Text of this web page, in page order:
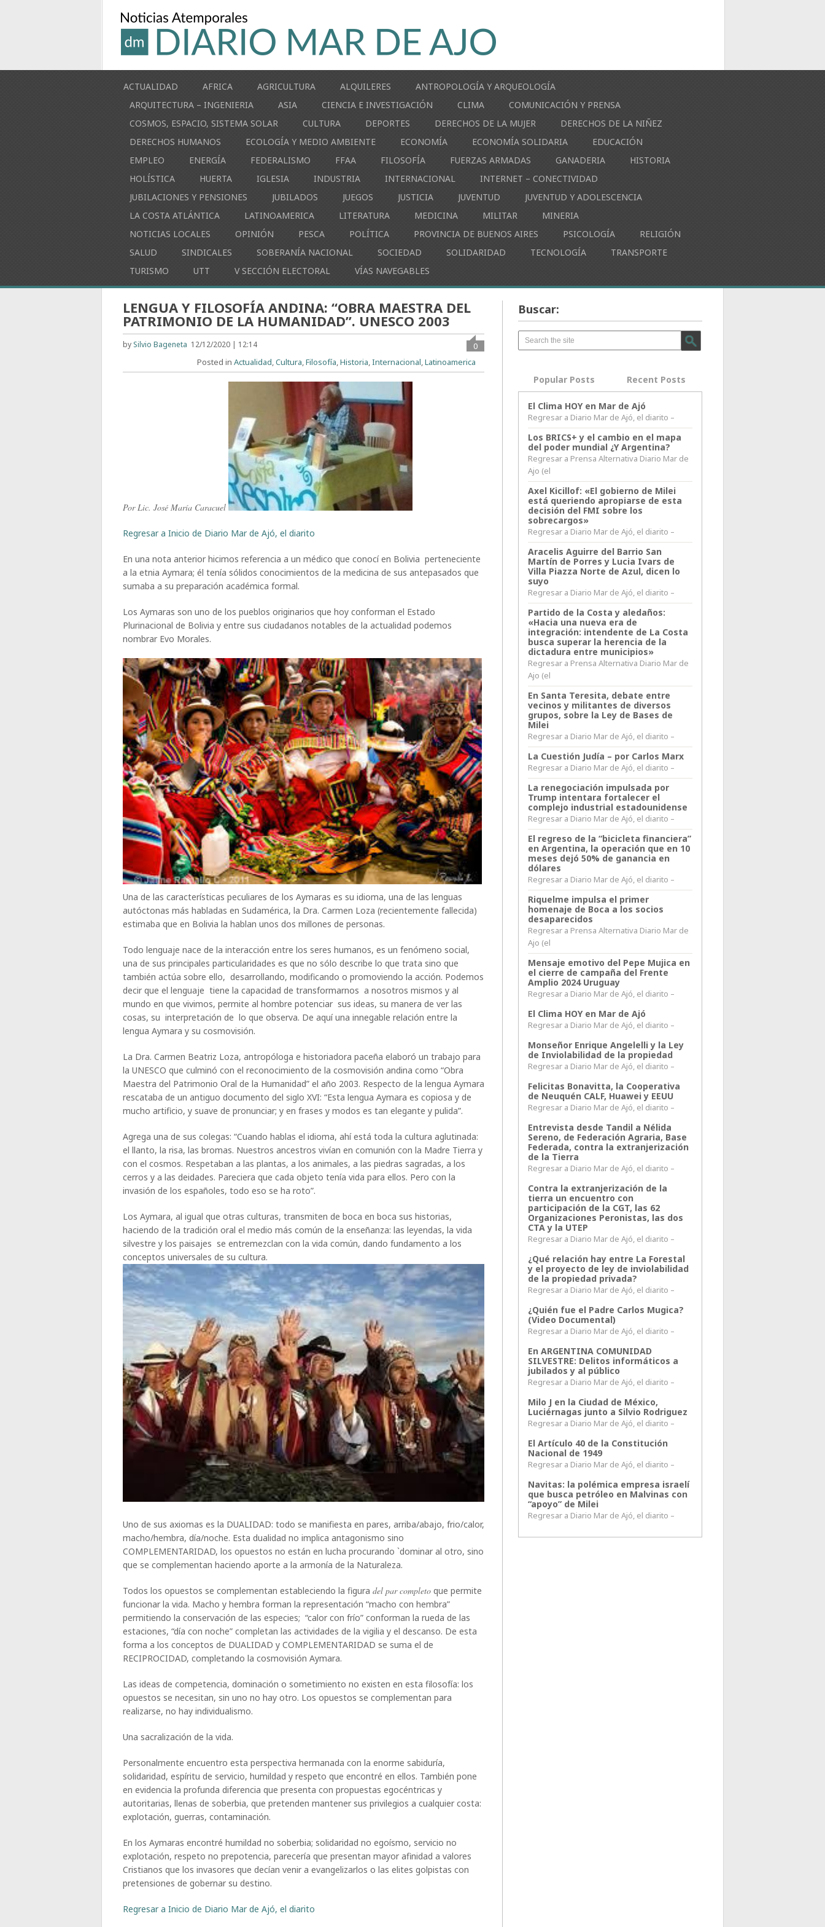
ACTUALIDAD AFRICA AGRICULTURA ALQUILERES
ANTROPOLOGÍA Y ARQUEOLOGÍA
ARQUITECTURA – INGENIERIA
ASIA CIENCIA E INVESTIGACIÓN CLIMA
COMUNICACIÓN Y PRENSA
COSMOS, ESPACIO, SISTEMA SOLAR
CULTURA DEPORTES DERECHOS DE LA MUJER
DERECHOS DE LA NIÑEZ
DERECHOS HUMANOS
ECOLOGÍA Y MEDIO AMBIENTE ECONOMÍA ECONOMÍA SOLIDARIA
EDUCACIÓN
EMPLEO
ENERGÍA FEDERALISMO FFAA FILOSOFÍA FUERZAS ARMADAS GANADERIA
HISTORIA
HOLÍSTICA
HUERTA IGLESIA INDUSTRIA INTERNACIONAL
INTERNET – CONECTIVIDAD
JUBILACIONES Y PENSIONES
JUBILADOS JUEGOS JUSTICIA JUVENTUD
JUVENTUD Y ADOLESCENCIA
LA COSTA ATLÁNTICA
LATINOAMERICA LITERATURA MEDICINA MILITAR
MINERIA
NOTICIAS LOCALES
OPINIÓN PESCA POLÍTICA PROVINCIA DE BUENOS AIRES PSICOLOGÍA
RELIGIÓN
SALUD
SINDICALES SOBERANÍA NACIONAL SOCIEDAD SOLIDARIDAD TECNOLOGÍA
TRANSPORTE
TURISMO
UTT V SECCIÓN ELECTORAL VÍAS NAVEGABLES
LENGUA Y FILOSOFÍA ANDINA: “OBRA MAESTRA DEL
PATRIMONIO DE LA HUMANIDAD”. UNESCO 2003
by Silvio Bageneta 12/12/2020 | 12:14
0
Posted inActualidad,Cultura,Filosofía,Historia,Internacional,Latinoamerica
Por Lic. José María Caracuel
Regresar a Inicio de Diario Mar de Ajó, el diarito
En una nota anterior hicimos referencia a un médico que conocí en Bolivia perteneciente
a la etnia Aymara; él tenía sólidos conocimientos de la medicina de sus antepasados que
sumaba a su preparación académica formal.
Los Aymaras son uno de los pueblos originarios que hoy conforman el Estado
Plurinacional de Bolivia y entre sus ciudadanos notables de la actualidad podemos
nombrar Evo Morales.
Una de las características peculiares de los Aymaras es su idioma, una de las lenguas
autóctonas más habladas en Sudamérica, la Dra. Carmen Loza (recientemente fallecida)
estimaba que en Bolivia la hablan unos dos millones de personas.
Todo lenguaje nace de la interacción entre los seres humanos, es un fenómeno social,
una de sus principales particularidades es que no sólo describe lo que trata sino que
también actúa sobre ello, desarrollando, modificando o promoviendo la acción. Podemos
decir que el lenguaje tiene la capacidad de transformarnos a nosotros mismos y al
mundo en que vivimos, permite al hombre potenciar sus ideas, su manera de ver las
cosas, su interpretación de lo que observa. De aquí una innegable relación entre la
lengua Aymara y su cosmovisión.
La Dra. Carmen Beatriz Loza, antropóloga e historiadora paceña elaboró un trabajo para
la UNESCO que culminó con el reconocimiento de la cosmovisión andina como “Obra
Maestra del Patrimonio Oral de la Humanidad” el año 2003. Respecto de la lengua Aymara
rescataba de un antiguo documento del siglo XVI: “Esta lengua Aymara es copiosa y de
mucho artificio, y suave de pronunciar; y en frases y modos es tan elegante y pulida”.
Agrega una de sus colegas: “Cuando hablas el idioma, ahí está toda la cultura aglutinada:
el llanto, la risa, las bromas. Nuestros ancestros vivían en comunión con la Madre Tierra y
con el cosmos. Respetaban a las plantas, a los animales, a las piedras sagradas, a los
cerros y a las deidades. Pareciera que cada objeto tenía vida para ellos. Pero con la
invasión de los españoles, todo eso se ha roto”.
Los Aymara, al igual que otras culturas, transmiten de boca en boca sus historias,
haciendo de la tradición oral el medio más común de la enseñanza: las leyendas, la vida
silvestre y los paisajes se entremezclan con la vida común, dando fundamento a los
conceptos universales de su cultura.
Uno de sus axiomas es la DUALIDAD: todo se manifiesta en pares, arriba/abajo, frio/calor,
macho/hembra, día/noche. Esta dualidad no implica antagonismo sino
COMPLEMENTARIDAD, los opuestos no están en lucha procurando `dominar al otro, sino
que se complementan haciendo aporte a la armonía de la Naturaleza.
Todos los opuestos se complementan estableciendo la figuradel par completo que permite
funcionar la vida. Macho y hembra forman la representación “macho con hembra”
permitiendo la conservación de las especies; “calor con frío” conforman la rueda de las
estaciones, “día con noche” completan las actividades de la vigilia y el descanso. De esta
forma a los conceptos de DUALIDAD y COMPLEMENTARIDAD se suma el de
RECIPROCIDAD, completando la cosmovisión Aymara.
Las ideas de competencia, dominación o sometimiento no existen en esta filosofía: los
opuestos se necesitan, sin uno no hay otro. Los opuestos se complementan para
realizarse, no hay individualismo.
Una sacralización de la vida.
Personalmente encuentro esta perspectiva hermanada con la enorme sabiduría,
solidaridad, espíritu de servicio, humildad y respeto que encontré en ellos. También pone
en evidencia la profunda diferencia que presenta con propuestas egocéntricas y
autoritarias, llenas de soberbia, que pretenden mantener sus privilegios a cualquier costa:
explotación, guerras, contaminación.
En los Aymaras encontré humildad no soberbia; solidaridad no egoísmo, servicio no
explotación, respeto no prepotencia, parecería que presentan mayor afinidad a valores
Cristianos que los invasores que decían venir a evangelizarlos o las elites golpistas con
pretensiones de gobernar su destino.
Regresar a Inicio de Diario Mar de Ajó, el diarito
Buscar:
Popular Posts Recent Posts
El Clima HOY en Mar de Ajó
Regresar a Diario Mar de Ajó, el diarito –
Los BRICS+ y el cambio en el mapa
del poder mundial ¿Y Argentina?
Regresar a Prensa Alternativa Diario Mar de
Ajo (el
Axel Kicillof: «El gobierno de Milei
está queriendo apropiarse de esta
decisión del FMI sobre los
sobrecargos»
Regresar a Diario Mar de Ajó, el diarito –
Aracelis Aguirre del Barrio San
Martín de Porres y Lucia Ivars de
Villa Piazza Norte de Azul, dicen lo
suyo
Regresar a Diario Mar de Ajó, el diarito –
Partido de la Costa y aledaños:
«Hacia una nueva era de
integración: intendente de La Costa
busca superar la herencia de la
dictadura entre municipios»
Regresar a Prensa Alternativa Diario Mar de
Ajo (el
En Santa Teresita, debate entre
vecinos y militantes de diversos
grupos, sobre la Ley de Bases de
Milei
Regresar a Diario Mar de Ajó, el diarito –
La Cuestión Judía – por Carlos Marx
Regresar a Diario Mar de Ajó, el diarito –
La renegociación impulsada por
Trump intentara fortalecer el
complejo industrial estadounidense
Regresar a Diario Mar de Ajó, el diarito –
El regreso de la “bicicleta financiera”
en Argentina, la operación que en 10
meses dejó 50% de ganancia en
dólares
Regresar a Diario Mar de Ajó, el diarito –
Riquelme impulsa el primer
homenaje de Boca a los socios
desaparecidos
Regresar a Prensa Alternativa Diario Mar de
Ajo (el
Mensaje emotivo del Pepe Mujica en
el cierre de campaña del Frente
Amplio 2024 Uruguay
Regresar a Diario Mar de Ajó, el diarito –
El Clima HOY en Mar de Ajó
Regresar a Diario Mar de Ajó, el diarito –
Monseñor Enrique Angelelli y la Ley
de Inviolabilidad de la propiedad
Regresar a Diario Mar de Ajó, el diarito –
Felicitas Bonavitta, la Cooperativa
de Neuquén CALF, Huawei y EEUU
Regresar a Diario Mar de Ajó, el diarito –
Entrevista desde Tandil a Nélida
Sereno, de Federación Agraria, Base
Federada, contra la extranjerización
de la Tierra
Regresar a Diario Mar de Ajó, el diarito –
Contra la extranjerización de la
tierra un encuentro con
participación de la CGT, las 62
Organizaciones Peronistas, las dos
CTA y la UTEP
Regresar a Diario Mar de Ajó, el diarito –
¿Qué relación hay entre La Forestal
y el proyecto de ley de inviolabilidad
de la propiedad privada?
Regresar a Diario Mar de Ajó, el diarito –
¿Quién fue el Padre Carlos Mugica?
(Video Documental)
Regresar a Diario Mar de Ajó, el diarito –
En ARGENTINA COMUNIDAD
SILVESTRE: Delitos informáticos a
jubilados y al público
Regresar a Diario Mar de Ajó, el diarito –
Milo J en la Ciudad de México,
Luciérnagas junto a Silvio Rodriguez
Regresar a Diario Mar de Ajó, el diarito –
El Artículo 40 de la Constitución
Nacional de 1949
Regresar a Diario Mar de Ajó, el diarito –
Navitas: la polémica empresa israelí
que busca petróleo en Malvinas con
“apoyo” de Milei
Regresar a Diario Mar de Ajó, el diarito –